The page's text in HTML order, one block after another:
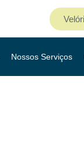
Nossos Serviços